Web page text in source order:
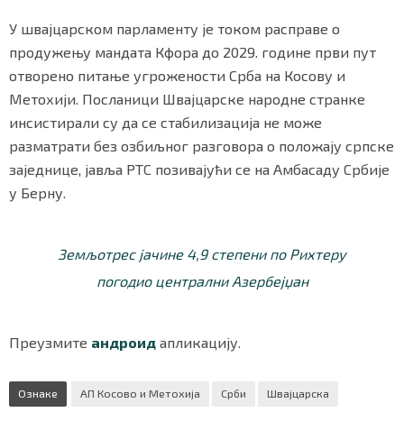
У швајцарском парламенту је током расправе о
продужењу мандата Кфора до 2029. године први пут
отворено питање угрожености Срба на Косову и
Метохији. Посланици Швајцарске народне странке
инсистирали су да се стабилизација не може
разматрати без озбиљног разговора о положају српске
заједнице, јавља РТС позивајући се на Амбасаду Србије
у Берну.
Земљотрес јачине 4,9 степени по Рихтеру
погодио централни Азербејџан
Преузмите андроид апликацију.
Ознаке АП Косово и Метохија Срби Швајцарска